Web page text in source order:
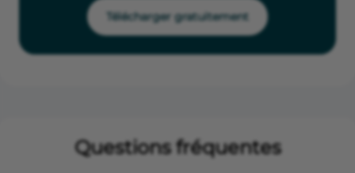
Télécharger gratuitement
Questions fréquentes